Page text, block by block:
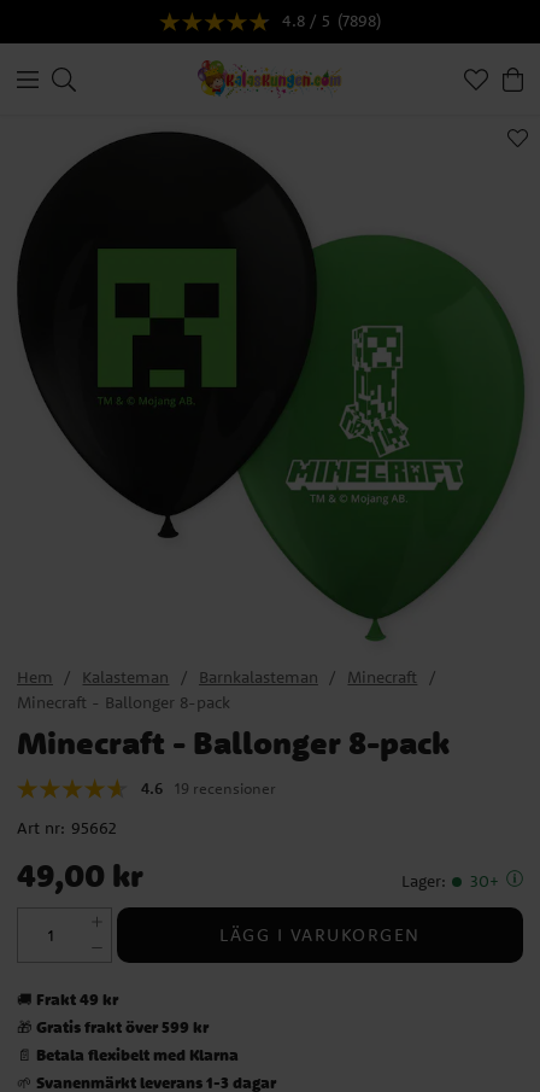
4.8 / 5 (7898)
Hem Kalasteman Barnkalasteman
Minecraft
Minecraft - Ballonger 8-pack
Minecraft - Ballonger 8-pack
4.6 19 recensioner
Art nr: 95662
Pris: 49,00 kr
49,00 kr Lager: 30+
LÄGG I VARUKORGEN
🚚 Frakt 49 kr
🎁 Gratis frakt över 599 kr
📄 Betala flexibelt med Klarna
🌱 Svanenmärkt leverans 1-3 dagar